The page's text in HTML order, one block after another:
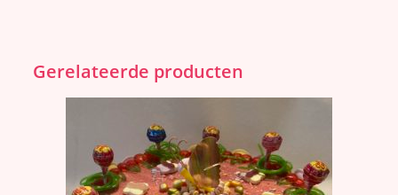
Gerelateerde producten